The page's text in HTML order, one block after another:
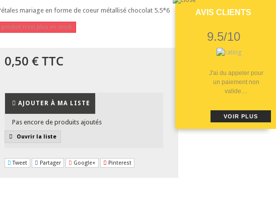
mariage en forme de coeur métallisé chocolat 5.5*6
produit n'est plus en stock
0,50 €TTC
AJOUTER À MA LISTE
Pas encore de produits ajoutés
Ouvrir la liste
Tweet Partager Google+ Pinterest
AVIS CLIENTS
9.5/10
J'ai du appeler pour
un paiement non
valide....
VOIR PLUS